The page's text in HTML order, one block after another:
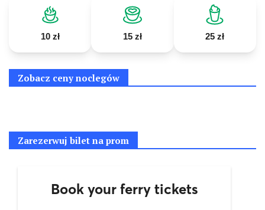
10 zł 15 zł 25 zł
Zobacz ceny noclegów
Zarezerwuj bilet na prom